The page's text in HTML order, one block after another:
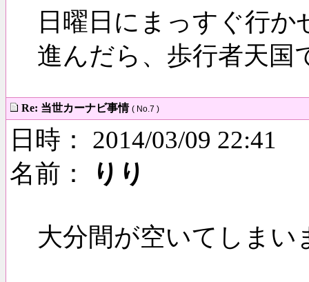
日曜日にまっすぐ行
進んだら、歩行者天
Re: 当世カーナビ事情 ( No.7 )
日時： 2014/03/09 22:41
名前：
りり
大分間が空いてしまい